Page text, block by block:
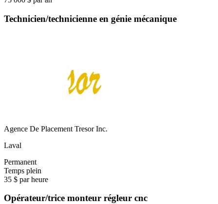
Technicien/technicienne en génie mécanique
Agence De Placement Tresor Inc.
Laval
Permanent
Temps plein
35 $ par heure
Opérateur/trice monteur régleur cnc